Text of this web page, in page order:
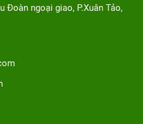
Đoàn ngoại giao, P.Xuân Tảo,